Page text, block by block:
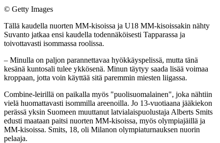
© Getty Images
Tällä kaudella nuorten MM-kisoissa ja U18 MM-kisoissakin nähty
Suvanto jatkaa ensi kaudella todennäköisesti Tapparassa ja
toivottavasti isommassa roolissa.
– Minulla on paljon parannettavaa hyökkäyspelissä, mutta tänä
kesänä kuntosali tulee ykkösenä. Minun täytyy saada lisää voimaa
kroppaan, jotta voin käyttää sitä paremmin miesten liigassa.
Combine-leirillä on paikalla myös "puolisuomalainen", joka nähtiin
vielä huomattavasti isommilla areenoilla. Jo 13-vuotiaana jääkiekon
perässä yksin Suomeen muuttanut latvialaispuolustaja Alberts Smits
edusti maataan paitsi nuorten MM-kisoissa, myös olympiajäillä ja
MM-kisoissa. Smits, 18, oli Milanon olympiaturnauksen nuorin
pelaaja.